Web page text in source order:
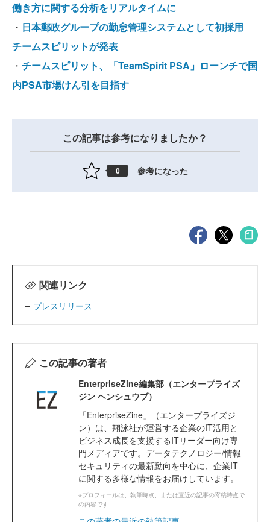
働き方に関する分析をリアルタイムに
・ 日本郵政グループの勤怠管理システムとして初採用
チームスピリットが発表
・ チームスピリット、「TeamSpirit PSA」ローンチで国
内PSA市場けん引を目指す
この記事は参考になりましたか？
0 参考になった
関連リンク
プレスリリース
この記事の著者
EnterpriseZine編集部（エンタープライズ
ジン ヘンシュウブ）
「EnterpriseZine」（エンタープライズジ
ン）は、翔泳社が運営する企業のIT活用と
ビジネス成長を支援するITリーダー向け専
門メディアです。データテクノロジー/情報
セキュリティの最新動向を中心に、企業IT
に関する多様な情報をお届けしています。
※プロフィールは、執筆時点、または直近の記事の寄稿時点で
の内容です